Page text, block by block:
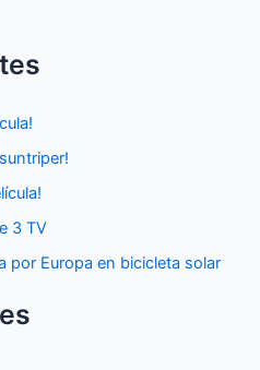
3 TV
por Europa en bicicleta solar